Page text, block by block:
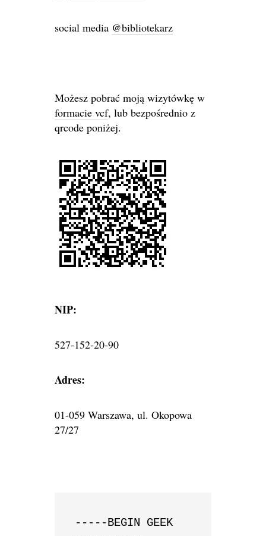
social media @bibliotekarz
Możesz pobrać moją wizytówkę w
formacie vcf, lub bezpośrednio z
qrcode poniżej.
NIP:
527-152-20-90
Adres:
01-059 Warszawa, ul. Okopowa
27/27
-----BEGIN GEEK